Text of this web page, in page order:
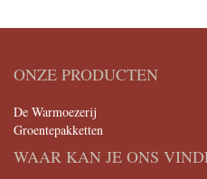
ONZE PRODUCTEN
De Warmoezerij
Groentepakketten
WAAR KAN JE ONS